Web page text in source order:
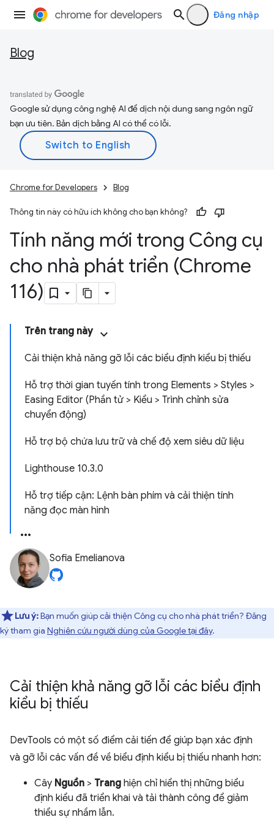
Đăng nhập
Blog
Google sử dụng công nghệ AI để dịch nội dung sang ngôn ngữ
bạn ưu tiên. Bản dịch bằng AI có thể có lỗi.
Chrome for Developers Blog
Thông tin này có hữu ích không cho bạn không?
Tính năng mới trong Công cụ
cho nhà phát triển (Chrome
116)
Trên trang này
Cải thiện khả năng gỡ lỗi các biểu định kiểu bị thiếu
Hỗ trợ thời gian tuyến tính trong Elements > Styles >
Easing Editor (Phần tử > Kiểu > Trình chỉnh sửa
chuyển động)
Hỗ trợ bộ chứa lưu trữ và chế độ xem siêu dữ liệu
Lighthouse 10.3.0
Hỗ trợ tiếp cận: Lệnh bàn phím và cải thiện tính
năng đọc màn hình
Sofia Emelianova
Lưu ý:Bạn muốn giúp cải thiện Công cụ cho nhà phát triển? Đăng
ký tham gia Nghiên cứu người dùng của Google tại đây.
Cải thiện khả năng gỡ lỗi các biểu định
kiểu bị thiếu
DevTools có một số điểm cải tiến để giúp bạn xác định
và gỡ lỗi các vấn đề về biểu định kiểu bị thiếu nhanh hơn:
Cây Nguồn > Trang hiện chỉ hiển thị những biểu
định kiểu đã triển khai và tải thành công để giảm
thiểu sự nhầm lẫn.